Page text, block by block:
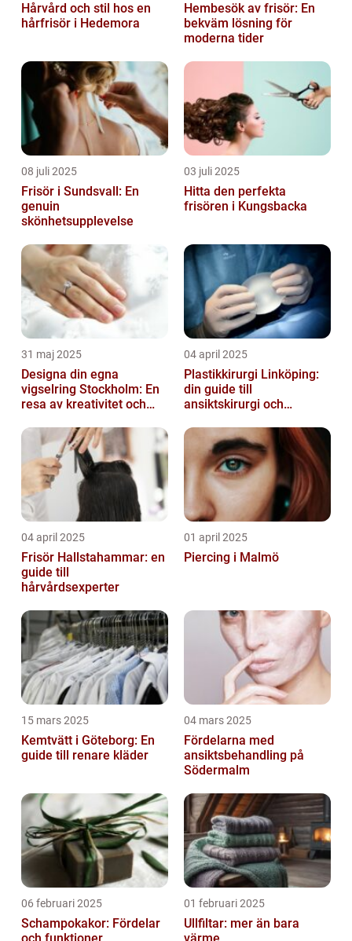
Hårvård och stil hos en
hårfrisör i Hedemora
Hembesök av frisör: En
bekväm lösning för
moderna tider
08 juli 2025
Frisör i Sundsvall: En
genuin
skönhetsupplevelse
03 juli 2025
Hitta den perfekta
frisören i Kungsbacka
31 maj 2025
Designa din egna
vigselring Stockholm: En
resa av kreativitet och
04 april 2025
Plastikkirurgi Linköping:
din guide till
ansiktskirurgi och
04 april 2025
Frisör Hallstahammar: en
guide till
hårvårdsexperter
01 april 2025
Piercing i Malmö
15 mars 2025
Kemtvätt i Göteborg: En
guide till renare kläder
04 mars 2025
Fördelarna med
ansiktsbehandling på
Södermalm
06 februari 2025
Schampokakor: Fördelar
01 februari 2025
Ullfiltar: mer än bara